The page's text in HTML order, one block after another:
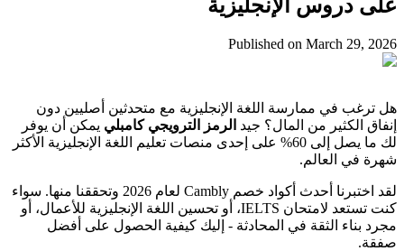
على دروس الإنجليزية
Published on March 29, 2026
هل ترغب في ممارسة اللغة الإنجليزية مع متحدثين أصليين دون
إنفاق الكثير من المال؟ جيد الرمز الترويجي كامبلي يمكن أن يوفر
لك ما يصل إلى 60% على إحدى منصات تعليم اللغة الإنجليزية الأكثر
شهرة في العالم.
لقد اختبرنا أحدث أكواد خصم Cambly لعام 2026 وتحققنا منها. سواء
كنت تستعد لامتحان IELTS، أو تحسين اللغة الإنجليزية للأعمال، أو
مجرد بناء الثقة في المحادثة - إليك كيفية الحصول على أفضل
صفقة.